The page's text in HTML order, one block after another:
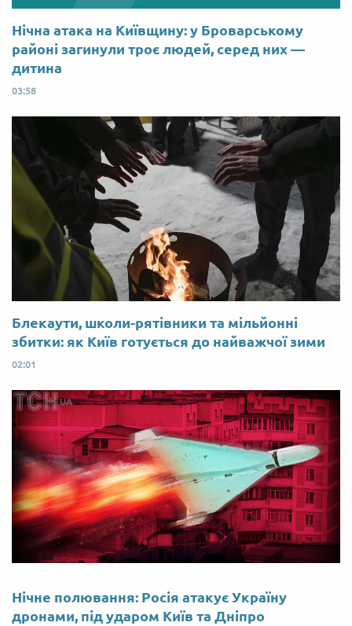
Нічна атака на Київщину: у Броварському
районі загинули троє людей, серед них —
дитина
03:58
Блекаути, школи-рятівники та мільйонні
збитки: як Київ готується до найважчої зими
02:01
Нічне полювання: Росія атакує Україну
дронами, під ударом Київ та Дніпро